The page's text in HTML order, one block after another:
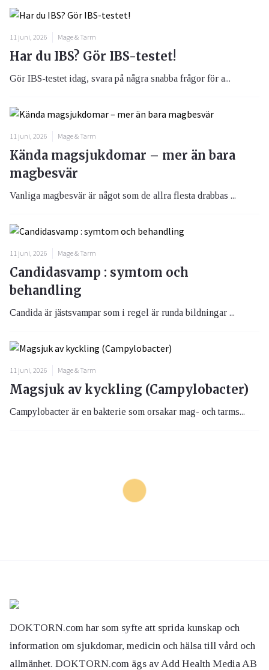
11 juni, 2026 Mage & Tarm
Har du IBS? Gör IBS-testet!
Gör IBS-testet idag, svara på några snabba frågor för a...
11 juni, 2026 Mage & Tarm
Kända magsjukdomar – mer än bara
magbesvär
Vanliga magbesvär är något som de allra flesta drabbas ...
11 juni, 2026 Mage & Tarm
Candidasvamp : symtom och
behandling
Candida är jästsvampar som i regel är runda bildningar ...
11 juni, 2026 Mage & Tarm
Magsjuk av kyckling (Campylobacter)
Campylobacter är en bakterie som orsakar mag- och tarms...
DOKTORN.com har som syfte att sprida kunskap och
information om sjukdomar, medicin och hälsa till vård och
allmänhet. DOKTORN.com ägs av Add Health Media AB